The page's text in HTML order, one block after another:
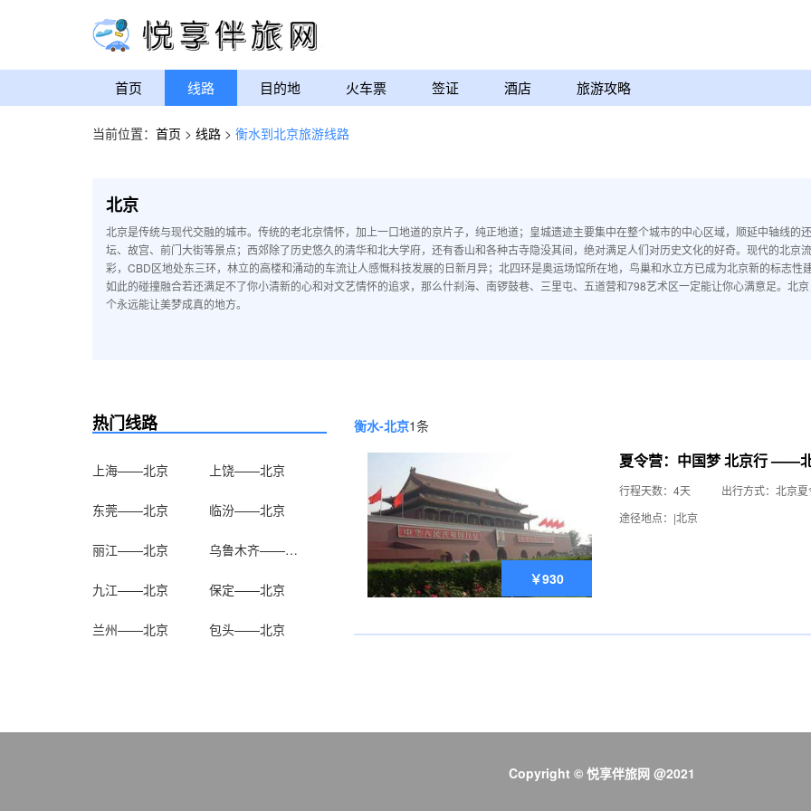
首页 线路 目的地 火车票 签证 酒店 旅游攻略
当前位置： 首页 > 线路 > 衡水到北京旅游线路
北京
北京是传统与现代交融的城市。传统的老北京情怀，加上一口地道的京片子，纯正地道；皇城遗迹主要集中在整个城市的中心区域，顺延中轴线的
坛、故宫、前门大街等景点；西郊除了历史悠久的清华和北大学府，还有香山和各种古寺隐没其间，绝对满足人们对历史文化的好奇。现代的北京
彩，CBD区地处东三环，林立的高楼和涌动的车流让人感慨科技发展的日新月异；北四环是奥运场馆所在地，鸟巢和水立方已成为北京新的标志性建
如此的碰撞融合若还满足不了你小清新的心和对文艺情怀的追求，那么什刹海、南锣鼓巷、三里屯、五道营和798艺术区一定能让你心满意足。北
个永远能让美梦成真的地方。
热门线路
上海——北京 上饶——北京
东莞——北京 临汾——北京
丽江——北京 乌鲁木齐——北京
九江——北京 保定——北京
兰州——北京 包头——北京
衡水-北京1条
￥930
夏令营：中国梦 北京行 ——
行程天数：4天
出行方式：北京
途径地点：|北京
Copyright © 悦享伴旅网 @2021